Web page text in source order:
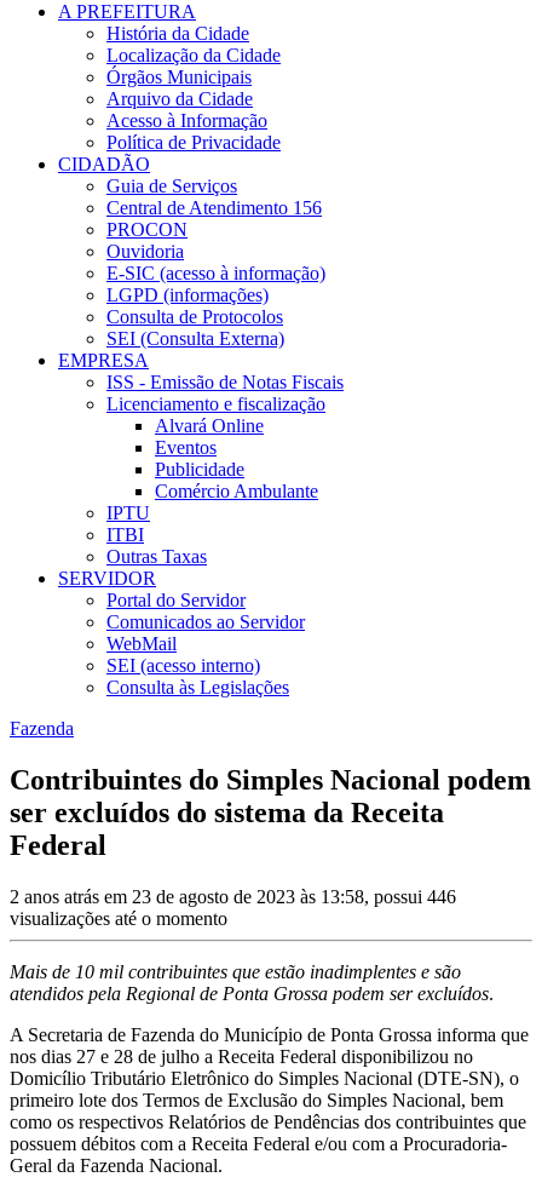
A PREFEITURA
História da Cidade
Localização da Cidade
Órgãos Municipais
Arquivo da Cidade
Acesso à Informação
Política de Privacidade
CIDADÃO
Guia de Serviços
Central de Atendimento 156
PROCON
Ouvidoria
E-SIC (acesso à informação)
LGPD (informações)
Consulta de Protocolos
SEI (Consulta Externa)
EMPRESA
ISS - Emissão de Notas Fiscais
Licenciamento e fiscalização
Alvará Online
Eventos
Publicidade
Comércio Ambulante
IPTU
ITBI
Outras Taxas
SERVIDOR
Portal do Servidor
Comunicados ao Servidor
WebMail
SEI (acesso interno)
Consulta às Legislações
Fazenda
Contribuintes do Simples Nacional podem
ser excluídos do sistema da Receita
Federal
2 anos atrás em 23 de agosto de 2023 às 13:58, possui 446
visualizações até o momento
Mais de 10 mil contribuintes que estão inadimplentes e são
atendidos pela Regional de Ponta Grossa podem ser excluídos.
A Secretaria de Fazenda do Município de Ponta Grossa informa que
nos dias 27 e 28 de julho a Receita Federal disponibilizou no
Domicílio Tributário Eletrônico do Simples Nacional (DTE-SN), o
primeiro lote dos Termos de Exclusão do Simples Nacional, bem
como os respectivos Relatórios de Pendências dos contribuintes que
possuem débitos com a Receita Federal e/ou com a Procuradoria-
Geral da Fazenda Nacional.